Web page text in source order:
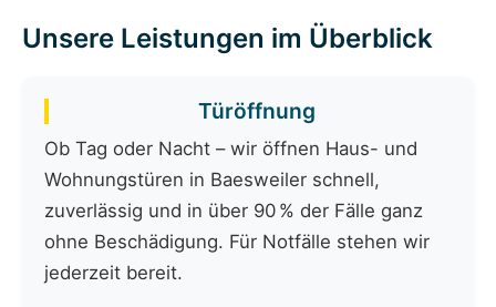
Unsere Leistungen im Überblick
Türöffnung
Ob Tag oder Nacht – wir öffnen Haus- und
Wohnungstüren in Baesweiler schnell,
zuverlässig und in über 90 % der Fälle ganz
ohne Beschädigung. Für Notfälle stehen wir
jederzeit bereit.